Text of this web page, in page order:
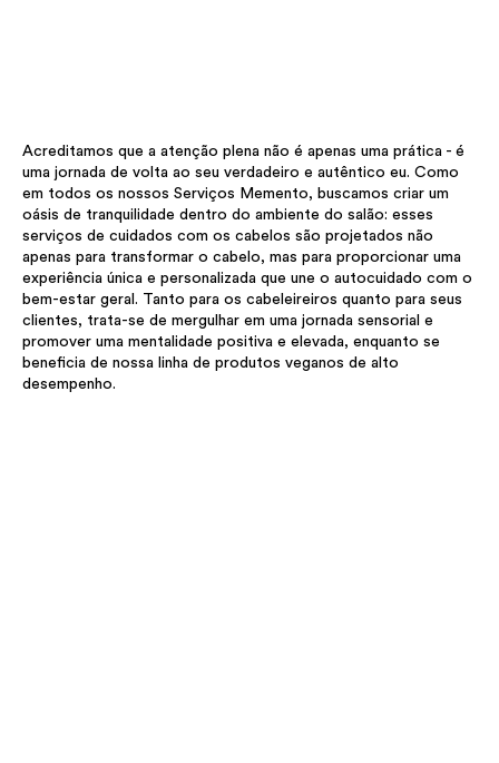
Acreditamos que a atenção plena não é apenas uma prática - é
uma jornada de volta ao seu verdadeiro e autêntico eu. Como
em todos os nossos Serviços Memento, buscamos criar um
oásis de tranquilidade dentro do ambiente do salão: esses
serviços de cuidados com os cabelos são projetados não
apenas para transformar o cabelo, mas para proporcionar uma
experiência única e personalizada que une o autocuidado com o
bem-estar geral. Tanto para os cabeleireiros quanto para seus
clientes, trata-se de mergulhar em uma jornada sensorial e
promover uma mentalidade positiva e elevada, enquanto se
beneficia de nossa linha de produtos veganos de alto
desempenho.